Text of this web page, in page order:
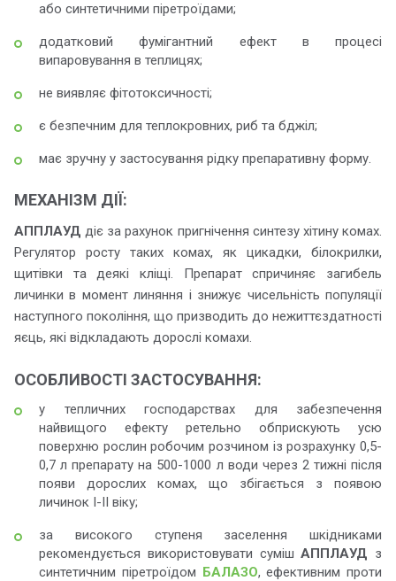
або синтетичними піретроїдами;
додатковий фумігантний ефект в процесі
випаровування в теплицях;
не виявляє фітотоксичності;
є безпечним для теплокровних, риб та бджіл;
має зручну у застосування рідку препаративну форму.
МЕХАНІЗМ ДІЇ:
АППЛАУД діє за рахунок пригнічення синтезу хітину комах.
Регулятор росту таких комах, як цикадки, білокрилки,
щитівки та деякі кліщі. Препарат спричиняє загибель
личинки в момент линяння і знижує чисельність популяції
наступного покоління, що призводить до нежиттєздатності
яєць, які відкладають дорослі комахи.
ОСОБЛИВОСТІ ЗАСТОСУВАННЯ:
у тепличних господарствах для забезпечення
найвищого ефекту ретельно обприскують усю
поверхню рослин робочим розчином із розрахунку 0,5-
0,7 л препарату на 500-1000 л води через 2 тижні після
появи дорослих комах, що збігається з появою
личинок І-ІІ віку;
за високого ступеня заселення шкідниками
рекомендується використовувати сумішАППЛАУД з
синтетичним піретроїдом БАЛАЗО, ефективним проти